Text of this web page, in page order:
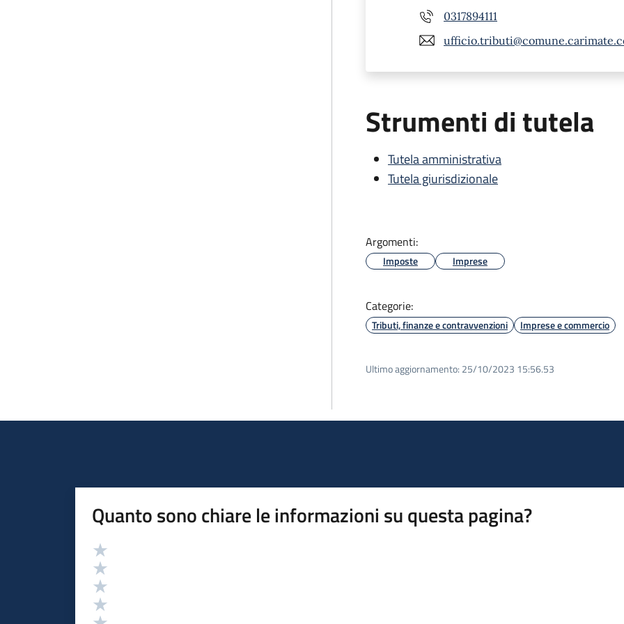
0317894111
Strumenti di tutela
Tutela amministrativa
Tutela giurisdizionale
Argomenti:
Imposte Imprese
Categorie:
Tributi, finanze e contravvenzioni Imprese e commercio
Ultimo aggiornamento: 25/10/2023 15:56.53
Quanto sono chiare le informazioni su questa pagina?
Valutazione